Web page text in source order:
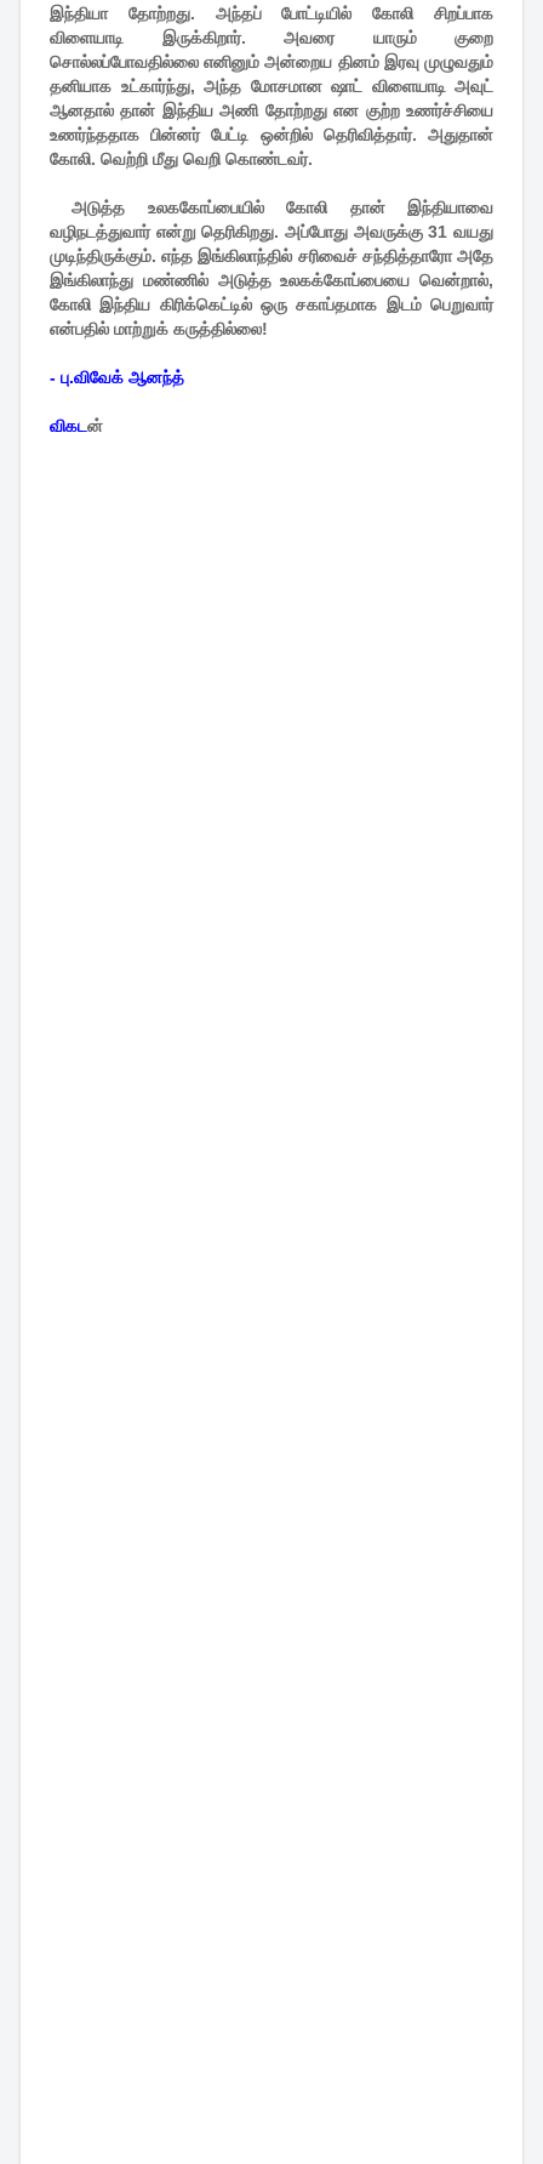
இந்தியா தோற்றது. அந்தப் போட்டியில் கோலி சிறப்பாக
விளையாடி இருக்கிறார். அவரை யாரும் குறை
சொல்லப்போவதில்லை எனினும் அன்றைய தினம் இரவு முழுவதும்
தனியாக உட்கார்ந்து, அந்த மோசமான ஷாட் விளையாடி அவுட்
ஆனதால் தான் இந்திய அணி தோற்றது என குற்ற உணர்ச்சியை
உணர்ந்ததாக பின்னர் பேட்டி ஒன்றில் தெரிவித்தார். அதுதான்
கோலி. வெற்றி மீது வெறி கொண்டவர்.
அடுத்த உலககோப்பையில் கோலி தான் இந்தியாவை
வழிநடத்துவார் என்று தெரிகிறது. அப்போது அவருக்கு 31 வயது
முடிந்திருக்கும். எந்த இங்கிலாந்தில் சரிவைச் சந்தித்தாரோ அதே
இங்கிலாந்து மண்ணில் அடுத்த உலகக்கோப்பையை வென்றால்,
கோலி இந்திய கிரிக்கெட்டில் ஒரு சகாப்தமாக இடம் பெறுவார்
என்பதில் மாற்றுக் கருத்தில்லை!
- பு.விவேக் ஆனந்த்
விகட ன்